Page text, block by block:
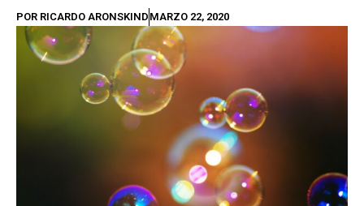
POR RICARDO ARONSKIND MARZO 22, 2020